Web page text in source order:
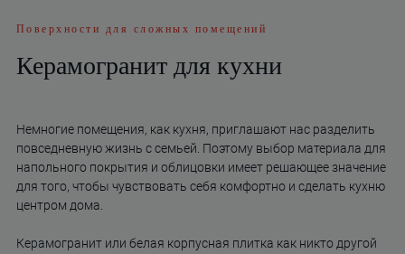
Поверхности для сложных помещений
Керамогранит для кухни
Немногие помещения, как кухня, приглашают нас разделить
повседневную жизнь с семьей. Поэтому выбор материала для
напольного покрытия и облицовки имеет решающее значение
для того, чтобы чувствовать себя комфортно и сделать кухню
центром дома.
Керамогранит или белая корпусная плитка как никто другой